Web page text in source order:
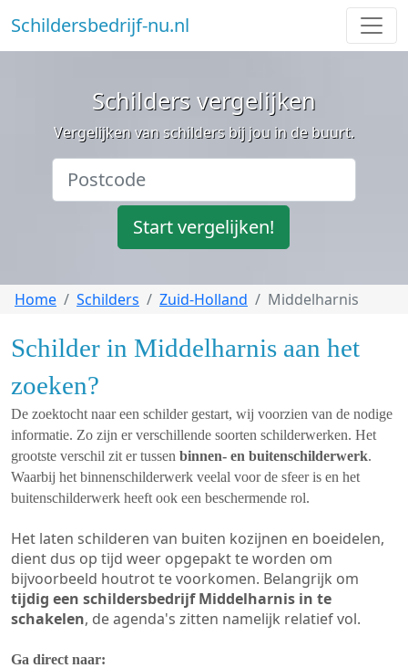
Schildersbedrijf-nu.nl
Schilders vergelijken
Vergelijken van schilders bij jou in de buurt.
Start vergelijken!
Home Schilders Zuid-Holland Middelharnis
Schilder in Middelharnis aan het
zoeken?
De zoektocht naar een schilder gestart, wij voorzien van de nodige
informatie. Zo zijn er verschillende soorten schilderwerken. Het
grootste verschil zit er tussen binnen- en buitenschilderwerk.
Waarbij het binnenschilderwerk veelal voor de sfeer is en het
buitenschilderwerk heeft ook een beschermende rol.
Het laten schilderen van buiten kozijnen en boeidelen,
dient dus op tijd weer opgepakt te worden om
bijvoorbeeld houtrot te voorkomen. Belangrijk om
tijdig een schildersbedrijf Middelharnis in te
schakelen, de agenda's zitten namelijk relatief vol.
Ga direct naar: